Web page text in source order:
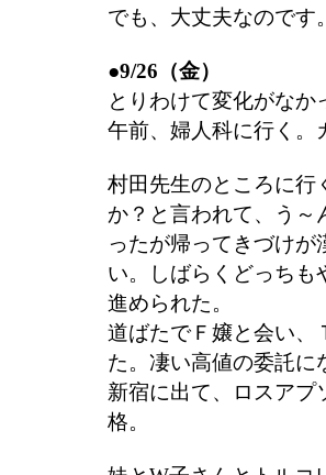
でも、大丈夫なのです
●9/26（金）
とりわけて変化がな
午前、婦人科に行く。
村田先生のところに行
か？と言われて、う～
ったが帰ってきづけ
い。しばらくどっちも
進められた。
道ばたでＦ嬢と会い、
た。凄い高値の委託に
新宿に出て、ロスアプ
格。